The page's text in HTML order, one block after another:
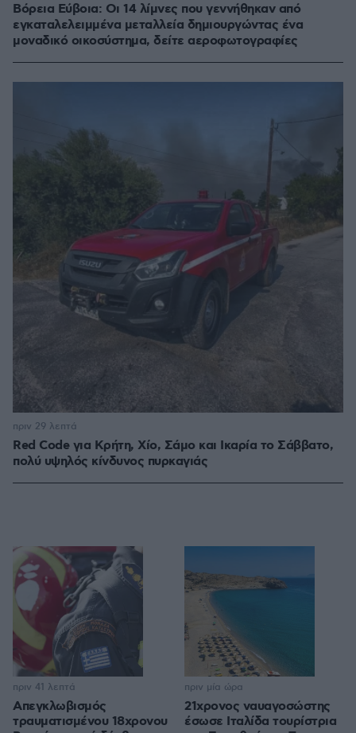
Βόρεια Εύβοια: Οι 14 λίμνες που γεννήθηκαν από
εγκαταλελειμμένα μεταλλεία δημιουργώντας ένα
μοναδικό οικοσύστημα, δείτε αεροφωτογραφίες
Red Code για Κρήτη, Χίο, Σάμο και Ικαρία το Σάββατο,
πολύ υψηλός κίνδυνος πυρκαγιάς
πριν 29 λεπτά
Απεγκλωβισμός
τραυματισμένου 18χρονου
πριν 41 λεπτά
21χρονος ναυαγοσώστης
έσωσε Ιταλίδα τουρίστρια
πριν μία ώρα